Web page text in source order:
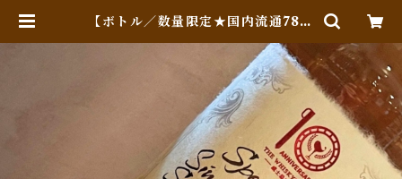
【ボトル／数量限定★国内流通78本
（Craigellachie）[2009] 15年
Ode to Immortality／ウィスキ
ーファインド | Whiskey Jack (O
nline Shop)